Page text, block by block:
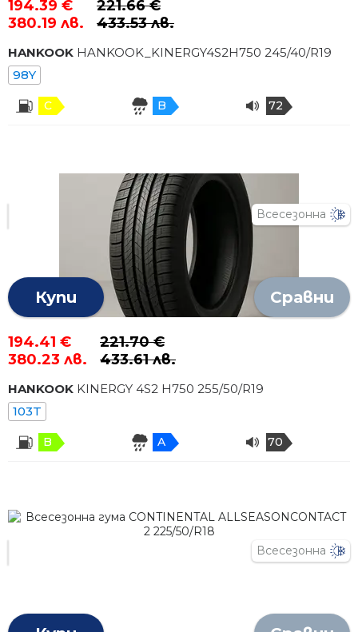
194.39 €
380.19 лв.
221.66 €
433.53 лв.
HANKOOK HANKOOK_KINERGY4S2H750 245/40/R19
98Y
C B 72
Всесезонна
Купи Сравни
194.41 €
380.23 лв.
221.70 €
433.61 лв.
HANKOOK KINERGY 4S2 H750 255/50/R19
103T
B A 70
Всесезонна